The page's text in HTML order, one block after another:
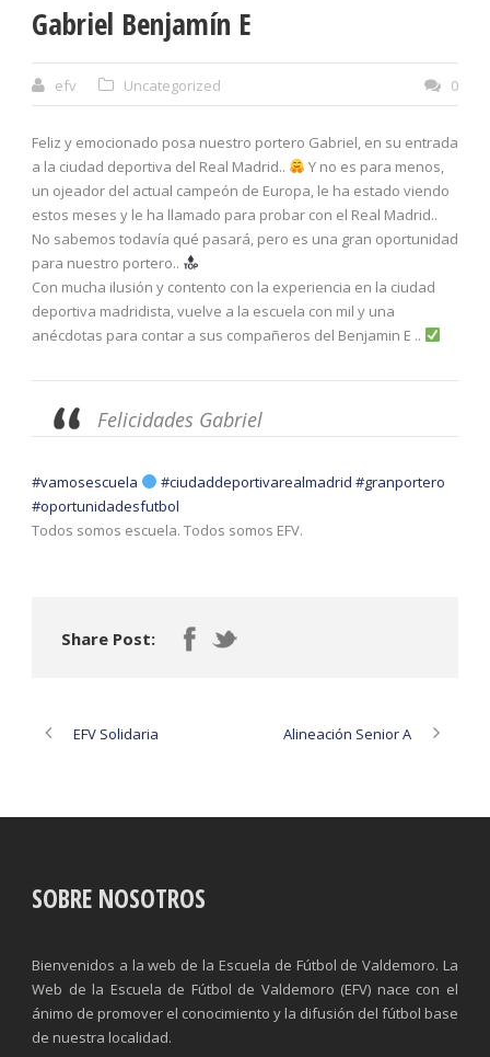
Gabriel Benjamín E
efv Uncategorized 0
Feliz y emocionado posa nuestro portero Gabriel, en su entrada
a la ciudad deportiva del Real Madrid..
Y no es para menos,
un ojeador del actual campeón de Europa, le ha estado viendo
estos meses y le ha llamado para probar con el Real Madrid..
No sabemos todavía qué pasará, pero es una gran oportunidad
para nuestro portero..
Con mucha ilusión y contento con la experiencia en la ciudad
deportiva madridista, vuelve a la escuela con mil y una
anécdotas para contar a sus compañeros del Benjamin E ..
Felicidades Gabriel
#vamosescuela #ciudaddeportivarealmadrid #granportero
#oportunidadesfutbol
Todos somos escuela. Todos somos EFV.
Share Post:
EFV Solidaria Alineación Senior A
SOBRE NOSOTROS
Bienvenidos a la web de la Escuela de Fútbol de Valdemoro. La
Web de la Escuela de Fútbol de Valdemoro (EFV) nace con el
ánimo de promover el conocimiento y la difusión del fútbol base
de nuestra localidad.